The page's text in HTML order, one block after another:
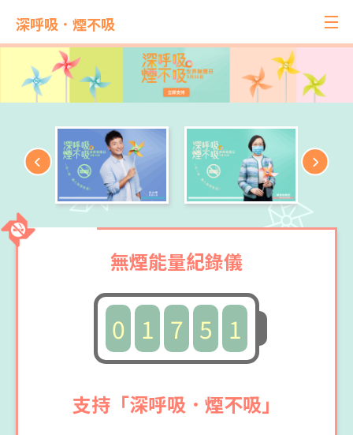
深呼吸．煙不吸
無煙能量紀錄儀
0 1 7 5 1
支持「深呼吸．煙不吸」